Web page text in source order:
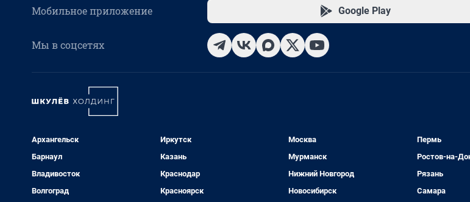
Мобильное приложение Google Play
Мы в соцсетях
Архангельск
Барнаул
Владивосток
Волгоград
Иркутск
Казань
Краснодар
Красноярск
Москва
Мурманск
Нижний Новгород
Новосибирск
Пермь
Ростов-на-
Рязань
Самара